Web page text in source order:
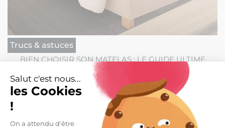
Salut c'est nous...
les Cookies
!
On a attendu d'être
Trucs & astuces
BIEN CHOISIR SON MATELAS : LE GUIDE ULTIME